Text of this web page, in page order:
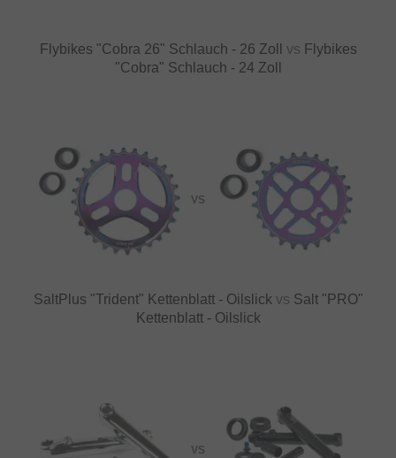
Flybikes "Cobra 26" Schlauch - 26 Zoll vs Flybikes
"Cobra" Schlauch - 24 Zoll
VS
SaltPlus "Trident" Kettenblatt - Oilslick vs Salt "PRO"
Kettenblatt - Oilslick
VS